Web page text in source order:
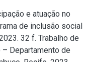
e atuação no
de inclusão social
32 f. Trabalho de
– Departamento de